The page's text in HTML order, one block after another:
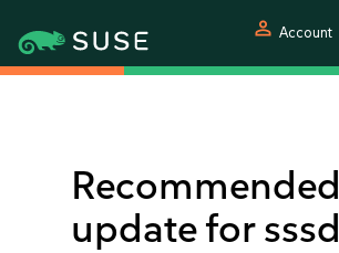
person Account
Recommended
update for sssd